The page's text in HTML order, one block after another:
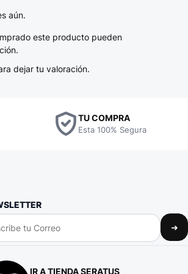
aún.
este producto pueden
dejar tu valoración.
TU COMPRA
Esta 100% Segura
➜
IR A TIENDA SERATUS